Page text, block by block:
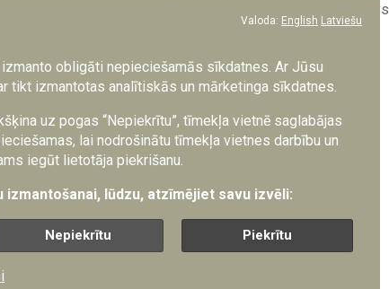
uzstājoties Pasaules ekonomikas forumā Davosā, Stīvs
līdz vienam jautājumam, un deva mājienu, ka vienošanās
Valoda: English Latviešu
obligāti nepieciešamās sīkdatnes. Ar Jūsu
tikt izmantotas analītiskās un mārketinga sīkdatnes.
uz pogas “Nepiekrītu”, tīmekļa vietnē saglabājas
lai nodrošinātu tīmekļa vietnes darbību un
iegūt lietotāja piekrišanu.
lūdzu, atzīmējiet savu izvēli:
Nepiekrītu Piekrītu